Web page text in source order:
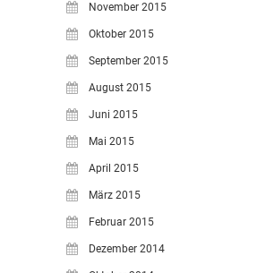
November 2015
Oktober 2015
September 2015
August 2015
Juni 2015
Mai 2015
April 2015
März 2015
Februar 2015
Dezember 2014